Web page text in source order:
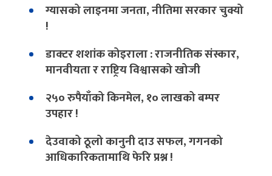
ग्यासको लाइनमा जनता, नीतिमा सरकार चुक्यो
!
डाक्टर शशांक कोइराला : राजनीतिक संस्कार,
मानवीयता र राष्ट्रिय विश्वासको खोजी
२५० रुपैयाँको किनमेल, १० लाखको बम्पर
उपहार !
देउवाको ठूलो कानुनी दाउ सफल, गगनको
आधिकारिकतामाथि फेरि प्रश्न !